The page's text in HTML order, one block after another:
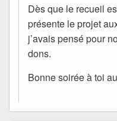
Dès que le recueil
présente le projet
j’avais pensé pour
dons.
Bonne soirée à toi